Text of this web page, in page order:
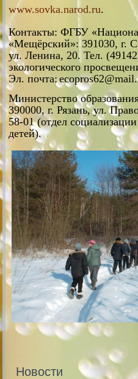
www.sovka.narod.ru.
Контакты: ФГБУ
«Мещёрский»: 391030, г.
ул. Ленина, 20. Тел.
экологического
Эл. почта:
Министерство
390000, г. Рязань, ул.
58-01 (отдел
детей).
Новости